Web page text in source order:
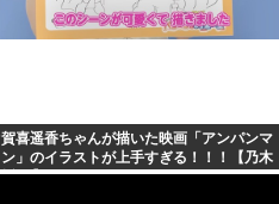
賀喜遥香ちゃんが描いた映画「アンパンマ
ン」のイラストが上手すぎる！！！【乃木
坂46】